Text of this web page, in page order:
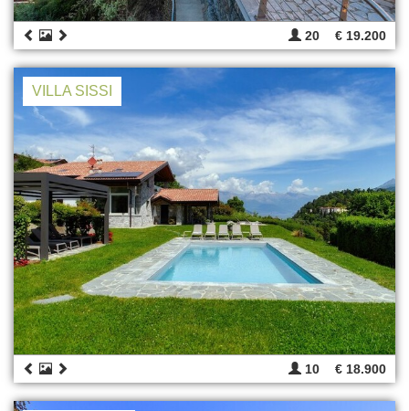
20 € 19.200
VILLA SISSI
10 € 18.900